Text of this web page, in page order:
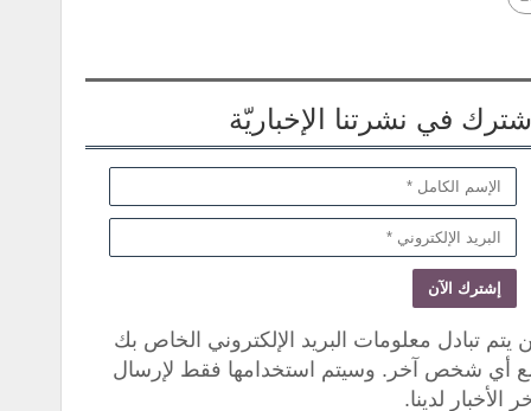
إشترك في نشرتنا الإخباريّة
يتم تبادل معلومات البريد الإلكتروني الخاص بك
أي شخص آخر. وسيتم استخدامها فقط لإرسال
الأخبار لدينا.